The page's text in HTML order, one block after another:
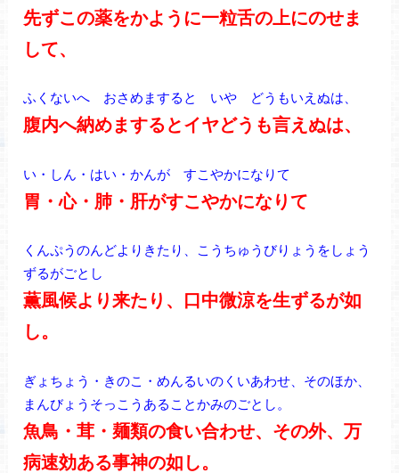
先ずこの薬をかように一粒舌の上にのせま
して、
ふくないへ おさめますると いや どうもいえぬは、
腹内へ納めまするとイヤどうも言えぬは、
い・しん・はい・かんが すこやかになりて
胃・心・肺・肝がすこやかになりて
くんぷうのんどよりきたり、こうちゅうびりょうをしょう
ずるがごとし
薫風候より来たり、口中微涼を生ずるが如
し。
ぎょちょう・きのこ・めんるいのくいあわせ、そのほか、
まんびょうそっこうあることかみのごとし。
魚鳥・茸・麺類の食い合わせ、その外、万
病速効ある事神の如し。